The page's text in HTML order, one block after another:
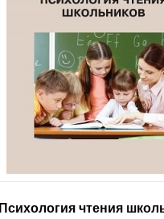
Психология чтения